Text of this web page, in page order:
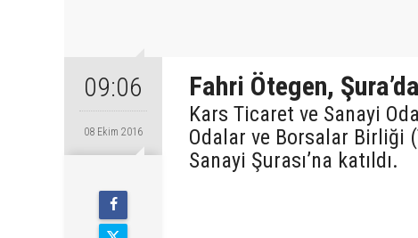
09:06
08 Ekim 2016
Fahri Ötegen,
Kars Ticaret ve Sanayi
Odalar ve Borsalar Birliği
Sanayi Şurası’na katıldı.